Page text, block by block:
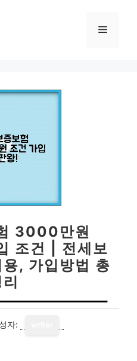
메
3000만원
조건 | 전세보
, 가입방법 총
자: